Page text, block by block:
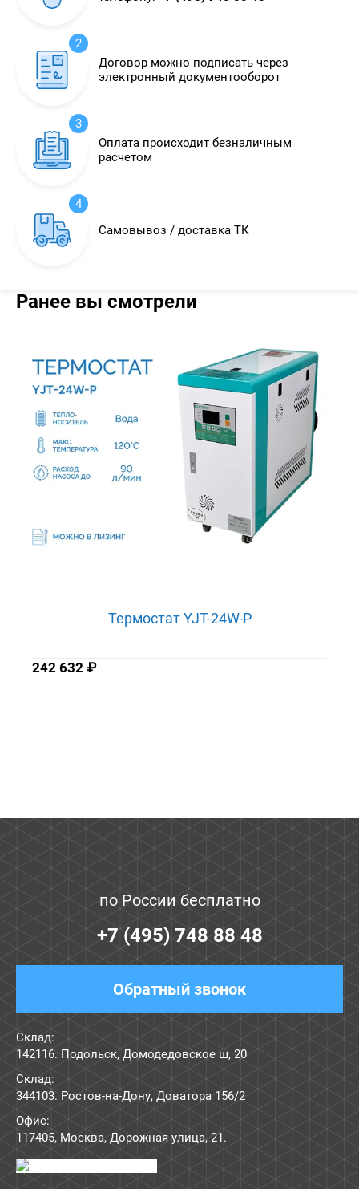
2
Договор можно подписать через
электронный документооборот
3
Оплата происходит безналичным
расчетом
4
Самовывоз / доставка ТК
Ранее вы смотрели
Термостат YJT-24W-P
242 632 ₽
по России бесплатно
+7 (495) 748 88 48
Обратный звонок
Склад:
142116. Подольск, Домодедовское ш, 20
Склад:
344103. Ростов-на-Дону, Доватора 156/2
Офис:
117405, Москва, Дорожная улица, 21.